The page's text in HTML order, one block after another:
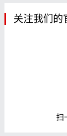
关注我们的
扫